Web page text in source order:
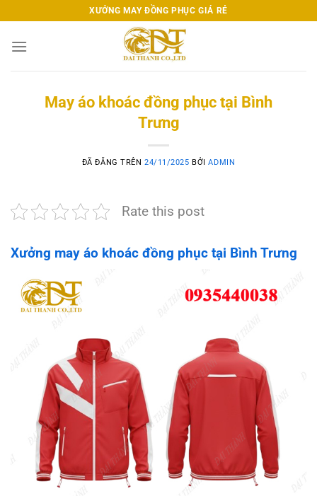
đến
nội
XƯỞNG MAY ĐỒNG PHỤC GIÁ RẺ
May áo khoác đồng phục tại Bình
Trưng
ĐÃ ĐĂNG TRÊN24/11/2025 BỞIADMIN
Rate this post
Xưởng may áo khoác đồng phục tại Bình Trưng